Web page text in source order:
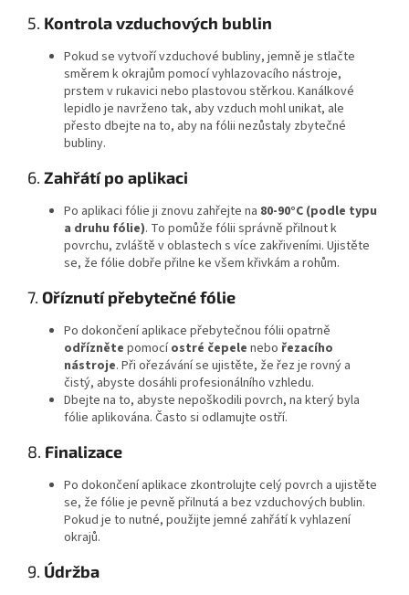
5. Kontrola vzduchových bublin
Pokud se vytvoří vzduchové bubliny, jemně je stlačte
směrem k okrajům pomocí vyhlazovacího nástroje,
prstem v rukavici nebo plastovou stěrkou. Kanálkové
lepidlo je navrženo tak, aby vzduch mohl unikat, ale
přesto dbejte na to, aby na fólii nezůstaly zbytečné
bubliny.
6. Zahřátí po aplikaci
Po aplikaci fólie ji znovu zahřejte na 80-90°C (podle typu
a druhu fólie). To pomůže fólii správně přilnout k
povrchu, zvláště v oblastech s více zakřiveními. Ujistěte
se, že fólie dobře přilne ke všem křivkám a rohům.
7. Oříznutí přebytečné fólie
Po dokončení aplikace přebytečnou fólii opatrně
odřízněte pomocíostré čepele nebo řezacího
nástroje. Při ořezávání se ujistěte, že řez je rovný a
čistý, abyste dosáhli profesionálního vzhledu.
Dbejte na to, abyste nepoškodili povrch, na který byla
fólie aplikována. Často si odlamujte ostří.
8. Finalizace
Po dokončení aplikace zkontrolujte celý povrch a ujistěte
se, že fólie je pevně přilnutá a bez vzduchových bublin.
Pokud je to nutné, použijte jemné zahřátí k vyhlazení
okrajů.
9. Údržba